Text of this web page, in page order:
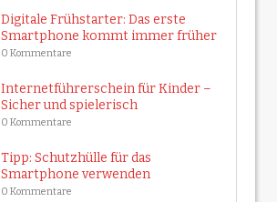
Digitale Frühstarter: Das erste
Smartphone kommt immer früher
0 Kommentare
Internetführerschein für Kinder –
Sicher und spielerisch
0 Kommentare
Tipp: Schutzhülle für das
Smartphone verwenden
0 Kommentare